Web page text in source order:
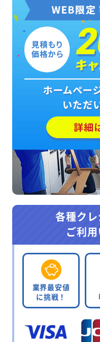
各種ク
ご利
業界最安値
に挑戦！